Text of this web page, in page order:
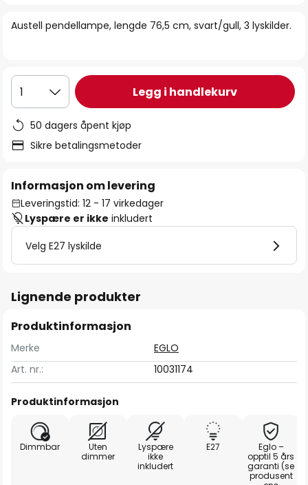
Austell pendellampe, lengde 76,5 cm, svart/gull, 3 lyskilder.
1 Legg i handlekurv
50 dagers åpent kjøp
Sikre betalingsmetoder
Informasjon om levering
Leveringstid: 12 - 17 virkedager
Lyspære er ikke inkludert
Velg E27 lyskilde
Lignende produkter
Produktinformasjon
Merke
EGLO
Art. nr.:
10031174
Produktinformasjon
Dimmbar
Uten
dimmer
Lyspære
ikke
inkludert
E27
Eglo –
opptil 5 års
garanti (se
produsent